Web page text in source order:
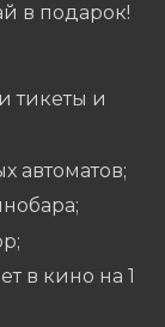
в подарок!
тикеты и
автоматов;
в кино на 1